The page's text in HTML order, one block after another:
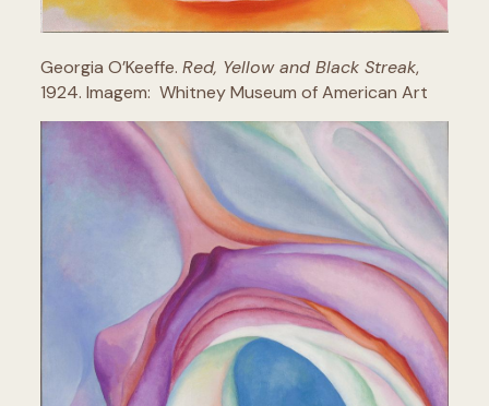
Georgia O’Keeffe. Red, Yellow and Black Streak,
1924. Imagem: Whitney Museum of American Art